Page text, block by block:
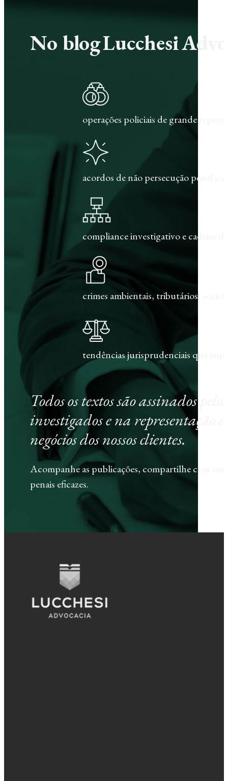
No blog Lucchesi
operações policiais de grande
acordos de não persecução penal e
compliance investigativo e cadeias
crimes ambientais, tributários,
tendências jurisprudenciais que
Todos os textos são assinados
investigados e na representação
negócios dos nossos clientes.
Acompanhe as publicações, compartilhe com
penais eficazes.